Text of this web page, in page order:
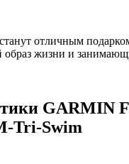
отличным
жизни и
GARMIN
Tri-Swim